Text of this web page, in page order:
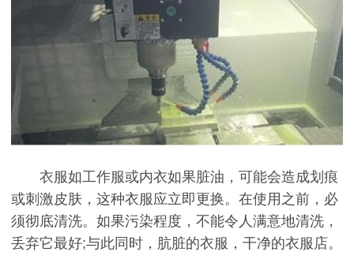
衣服如工作服或内衣如果脏油，可能会造成划痕
或刺激皮肤，这种衣服应立即更换。在使用之前，必
须彻底清洗。如果污染程度，不能令人满意地清洗，
丢弃它最好;与此同时，肮脏的衣服，干净的衣服店。